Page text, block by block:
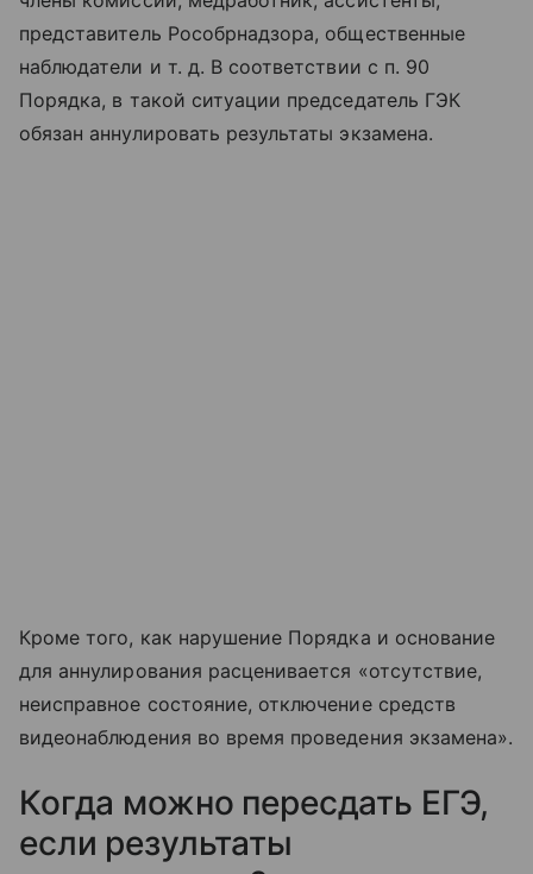
представитель Рособрнадзора, общественные
наблюдатели и т. д. В соответствии с п. 90
Порядка, в такой ситуации председатель ГЭК
обязан аннулировать результаты экзамена.
Кроме того, как нарушение Порядка и основание
для аннулирования расценивается «отсутствие,
неисправное состояние, отключение средств
видеонаблюдения во время проведения экзамена».
Когда можно пересдать ЕГЭ,
если результаты